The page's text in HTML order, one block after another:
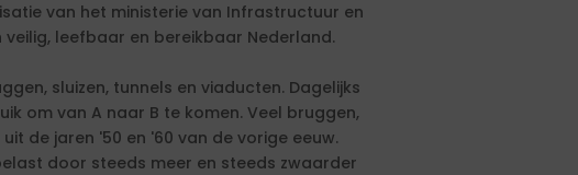
van het ministerie van Infrastructuur en
leefbaar en bereikbaar Nederland.
sluizen, tunnels en viaducten. Dagelijks
om van A naar B te komen. Veel bruggen,
de jaren '50 en '60 van de vorige eeuw.
door steeds meer en steeds zwaarder